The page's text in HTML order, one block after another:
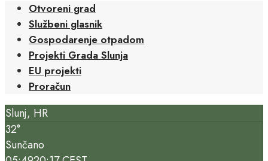
Otvoreni grad
Službeni glasnik
Gospodarenje otpadom
Projekti Grada Slunja
EU projekti
Proračun
Slunj, HR
32°
Sunčano